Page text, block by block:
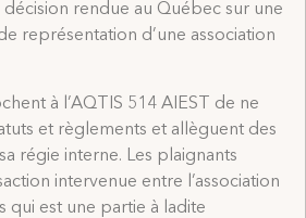
décision rendue au Québec sur une
représentation d’une association
à l’AQTIS 514 AIEST de ne
et règlements et allèguent des
régie interne. Les plaignants
intervenue entre l’association
qui est une partie à ladite